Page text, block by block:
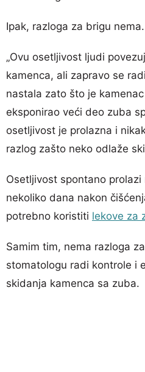
Ipak, razloga za brigu nema.
„Ovu osetljivost ljudi
kamenca, ali zapravo se
nastala zato što je
eksponirao veći deo zuba
osetljivost je prolazna i
razlog zašto neko odlaže
Osetljivost spontano
nekoliko dana nakon
potrebno koristiti lekove za
Samim tim, nema razloga
stomatologu radi kontrole i
skidanja kamenca sa zuba.